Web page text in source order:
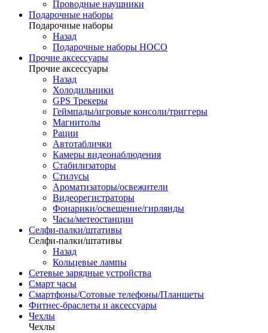
Проводные наушники
Подарочные наборы
Подарочные наборы
Назад
Подарочные наборы HOCO
Прочие аксессуары
Прочие аксессуары
Назад
Холодильники
GPS Трекеры
Геймпады/игровые консоли/триггеры
Магнитолы
Рации
Автотаблички
Камеры видеонаблюдения
Стабилизаторы
Стилусы
Ароматизаторы/освежители
Видеорегистраторы
Фонарики/освещение/гирлянды
Часы/метеостанции
Селфи-палки/штативы
Селфи-палки/штативы
Назад
Кольцевые лампы
Сетевые зарядные устройства
Смарт часы
Смартфоны/Сотовые телефоны/Планшеты
Фитнес-браслеты и аксессуары
Чехлы
Чехлы